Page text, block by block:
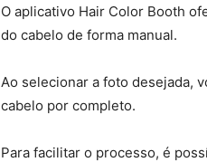
O aplicativo Hair Color Booth
do cabelo de forma manual.
Ao selecionar a foto desejada,
cabelo por completo.
Para facilitar o processo, é